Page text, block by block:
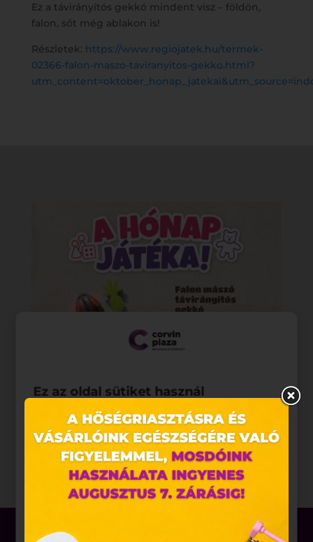
Ez a távirányítós gekkó mindent visz – földön,
falon, sőt még ablakon is!
Részletek: https://www.regiojatek.hu/termek-
02366-falon-maszo-taviranyitos-gekko.html?
Ez az oldal sütiket használ
Weboldalunkon „cookie"-kat (továbbiakban „süti")
alkalmazunk. Ezek olyan fájlok, melyek információt
tárolnak webes böngészőjében. Ehhez az Ön
hozzájárulása szükséges.
A „sütiket" az elektronikus hírközlésről szóló 2003.
összefüggő szolgáltatások egyes kérdéseiről szóló